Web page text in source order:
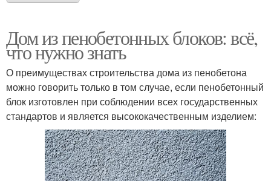
Дом из пенобетонных блоков: всё,
что нужно знать
О преимуществах строительства дома из пенобетона
можно говорить только в том случае, если пенобетонный
блок изготовлен при соблюдении всех государственных
стандартов и является высококачественным изделием: